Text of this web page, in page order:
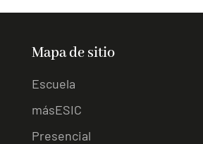
Mapa de sitio
Escuela
másESIC
Presencial